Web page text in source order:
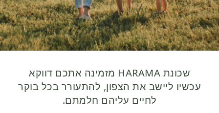
שכונת HARAMA מזמינה אתכם דווקא
ליישב את הצפון, להתעורר בכל בוקר
לחיים עליהם חלמתם.